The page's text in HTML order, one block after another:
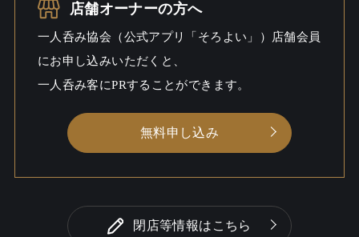
シーン
店舗オーナーの方へ
一人呑み協会（公式アプリ「そろよい」）店舗会員
にお申し込みいただくと、
一人呑み客にPRすることができます。
無料申し込み
閉店等情報はこちら